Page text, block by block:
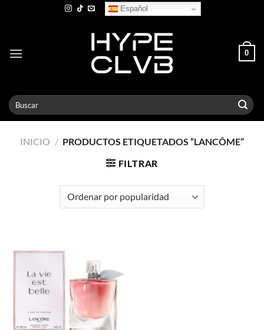
Español
0
Buscar
por:
INICIO / PRODUCTOS ETIQUETADOS “LANCÔME”
FILTRAR